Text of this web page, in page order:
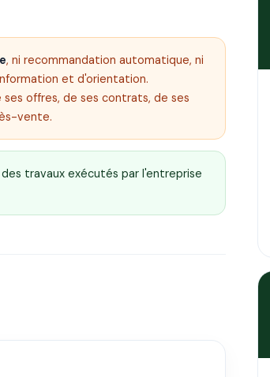
, ni recommandation automatique, ni
et d'orientation.
offres, de ses contrats, de ses
vente.
travaux exécutés par l'entreprise